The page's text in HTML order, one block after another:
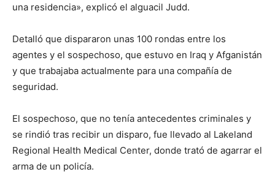
una residencia», explicó el alguacil Judd.
Detalló que dispararon unas 100 rondas entre los
agentes y el sospechoso, que estuvo en Iraq y Afganistán
y que trabajaba actualmente para una compañía de
seguridad.
El sospechoso, que no tenía antecedentes criminales y
se rindió tras recibir un disparo, fue llevado al Lakeland
Regional Health Medical Center, donde trató de agarrar el
arma de un policía.